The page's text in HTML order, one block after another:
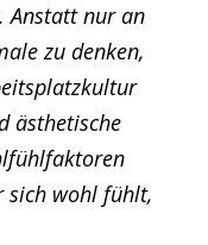
nur an
zu denken,
ästhetische
sich wohl fühlt,